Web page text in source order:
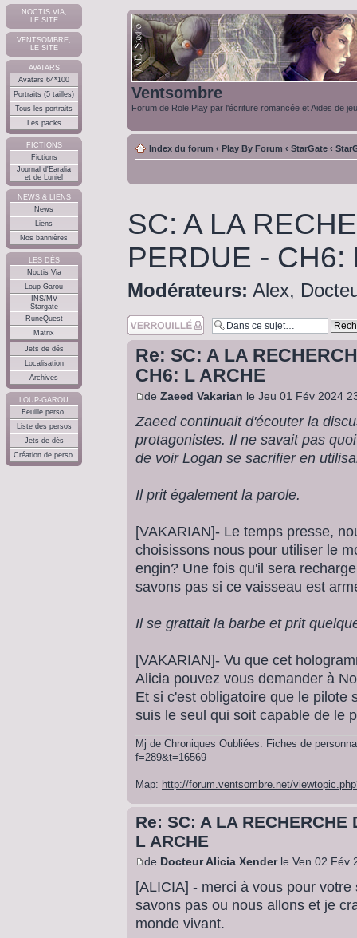
NOCTIS VIA,
LE SITE
VENTSOMBRE,
LE SITE
AVATARS
Avatars 64*100
Portraits (5 tailles)
Tous les portraits
Les packs
FICTIONS
Fictions
Journal d'Earalia
et de Luniel
NEWS & LIENS
News
Liens
Nos bannières
LES DÉS
Noctis Via
Loup-Garou
INS/MV
Stargate
RuneQuest
Matrix
Jets de dés
Localisation
Archives
LOUP-GAROU
Feuille perso.
Liste des persos
Jets de dés
Création de perso.
Ventsombre
Forum de Role Play par l'écriture romancée et Aides de
Index du forum ‹ Play By Forum ‹ StarGate ‹
SC: A LA
PERDUE - CH6:
Modérateurs: Alex,
Sujet verouillé
Re: SC: A LA
CH6: L ARCHE
de Zaeed Vakarian le Jeu 01 Fév 2024
Zaeed continuait d'écouter la
protagonistes. Il ne savait pas
de voir Logan se sacrifier en
Il prit également la parole.
[VAKARIAN]- Le temps presse,
choisissons nous pour utiliser le
engin? Une fois qu'il sera
savons pas si ce vaisseau est
Il se grattait la barbe et prit
[VAKARIAN]- Vu que cet
Alicia pouvez vous demander à
Et si c'est obligatoire que le pilote
suis le seul qui soit capable de le
Mj de Chroniques Oubliées. Fiches de
f=289&t=16569
Map: http://forum.ventsombre.net/
Re: SC: A LA RECHERCHE
L ARCHE
de Docteur Alicia Xenderle Ven 02 Fév
[ALICIA] - merci à vous pour
savons pas ou nous allons et je
monde vivant.